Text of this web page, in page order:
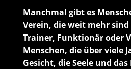
Manchmal gibt es
Verein, die weit mehr
Trainer, Funktionär oder
Menschen, die über viele
Gesicht, die Seele und